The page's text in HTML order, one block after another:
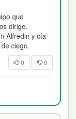
que
dirige.
Alfredin y cía
ciego.
0 0